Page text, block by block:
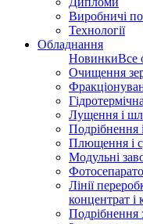
Виробничі
Технології
Обладнання
НовинкиВсе
Очищення
Лущення і
Подрібнення
Плющення і
Модульні
Лінії
концентрат і
Подрібнення